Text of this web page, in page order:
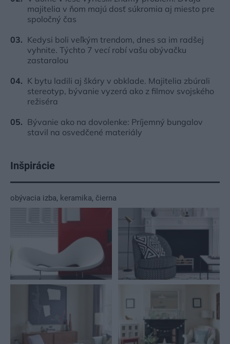
majitelia v ňom majú dosť súkromia aj miesto pre
spoločný čas
Kedysi boli veľkým trendom, dnes sa im radšej
vyhnite. Týchto 7 vecí robí vašu obývačku
zastaralou
K bytu ladili aj škáry v obklade. Majitelia zbúrali
stereotyp, bývanie vyzerá ako z filmov svojského
režiséra
Bývanie ako na dovolenke: Príjemný bungalov
stavil na osvedčené materiály
Inšpirácie
obývacia izba, keramika, čierna